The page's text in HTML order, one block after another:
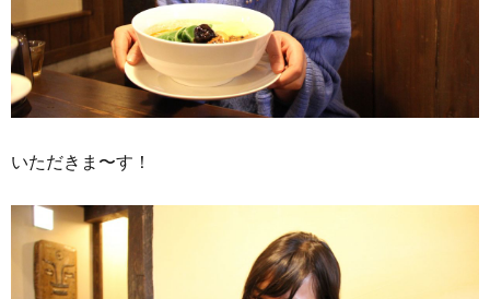
いただきま〜す！